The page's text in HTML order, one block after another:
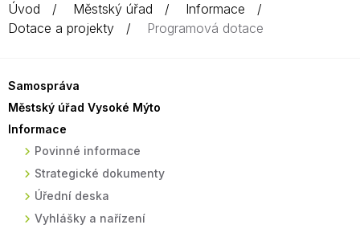
Úvod Městský úřad
Informace
Dotace a projekty
Programová dotace
Samospráva
Městský úřad Vysoké Mýto
Informace
Povinné informace
Strategické dokumenty
Úřední deska
Vyhlášky a nařízení